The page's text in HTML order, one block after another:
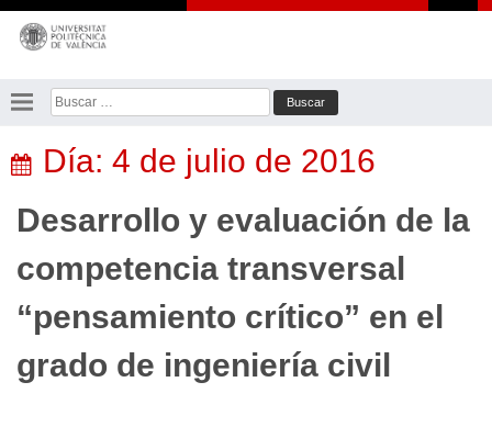
Saltar
contenido
Buscar:
Día: 4 de julio de 2016
Desarrollo y evaluación de la
competencia transversal
“pensamiento crítico” en el
grado de ingeniería civil